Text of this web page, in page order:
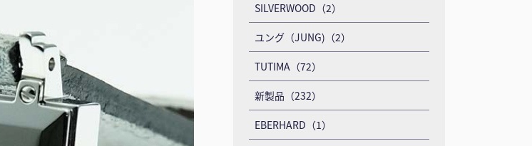
SILVERWOOD（2）
ユング（JUNG)（2）
TUTIMA（72）
新製品（232）
EBERHARD（1）